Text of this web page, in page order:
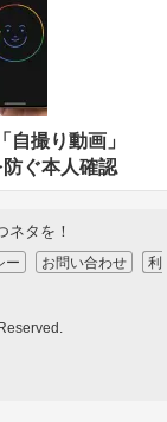
自撮り動画」
ぐ本人確認
ネタを！
ー お問い合わせ
利